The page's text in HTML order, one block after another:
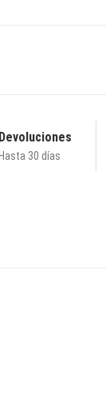
Devoluciones
Hasta 30 días